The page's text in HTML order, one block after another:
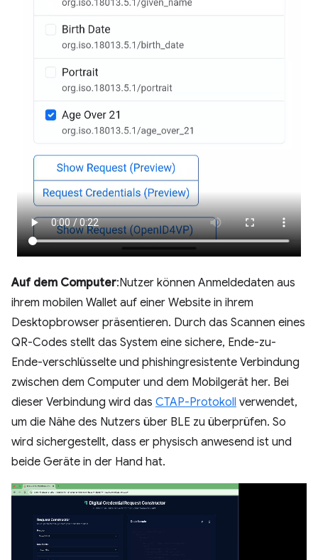
Auf dem Computer:Nutzer können Anmeldedaten aus
ihrem mobilen Wallet auf einer Website in ihrem
Desktopbrowser präsentieren. Durch das Scannen eines
QR-Codes stellt das System eine sichere, Ende-zu-
Ende-verschlüsselte und phishingresistente Verbindung
zwischen dem Computer und dem Mobilgerät her. Bei
dieser Verbindung wird das CTAP-Protokoll verwendet,
um die Nähe des Nutzers über BLE zu überprüfen. So
wird sichergestellt, dass er physisch anwesend ist und
beide Geräte in der Hand hat.